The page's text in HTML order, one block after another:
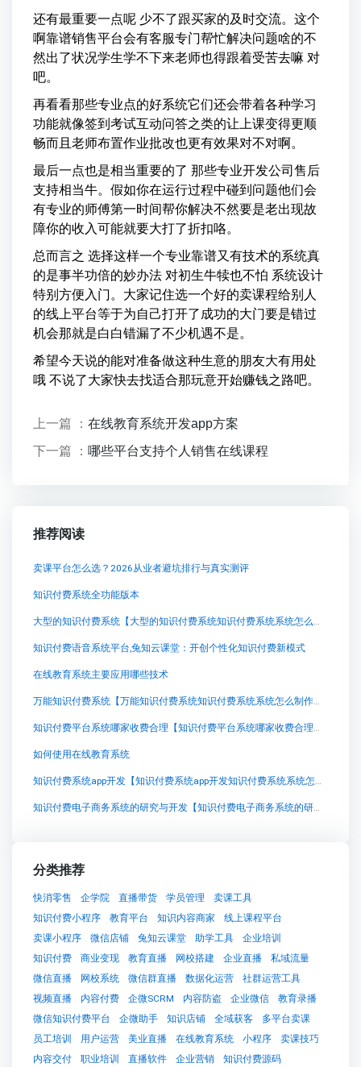
还有最重要一点呢 少不了跟买家的及时交流。这个
啊靠谱销售平台会有客服专门帮忙解决问题啥的不
然出了状况学生学不下来老师也得跟着受苦去嘛 对
吧。
再看看那些专业点的好系统它们还会带着各种学习
功能就像签到考试互动问答之类的让上课变得更顺
畅而且老师布置作业批改也更有效果对不对啊。
最后一点也是相当重要的了 那些专业开发公司售后
支持相当牛。假如你在运行过程中碰到问题他们会
有专业的师傅第一时间帮你解决不然要是老出现故
障你的收入可能就要大打了折扣咯。
总而言之 选择这样一个专业靠谱又有技术的系统真
的是事半功倍的妙办法 对初生牛犊也不怕 系统设计
特别方便入门。大家记住选一个好的卖课程给别人
的线上平台等于为自己打开了成功的大门要是错过
机会那就是白白错漏了不少机遇不是。
希望今天说的能对准备做这种生意的朋友大有用处
哦 不说了大家快去找适合那玩意开始赚钱之路吧。
上一篇 ： 在线教育系统开发app方案
下一篇 ： 哪些平台支持个人销售在线课程
推荐阅读
卖课平台怎么选？2026从业者避坑排行与真实测评
知识付费系统全功能版本
大型的知识付费系统【大型的知识付费系统知识付费系统系统怎么制作，知识付费系统搭建使用教程】
知识付费语音系统平台,兔知云课堂：开创个性化知识付费新模式
在线教育系统主要应用哪些技术
万能知识付费系统【万能知识付费系统知识付费系统系统怎么制作，知识付费系统搭建使用教程】
知识付费平台系统哪家收费合理【知识付费平台系统哪家收费合理知识付费系统系统怎么制作，知识付费系统搭建使用教程】
如何使用在线教育系统
知识付费系统app开发【知识付费系统app开发知识付费系统系统怎么制作，知识付费系统搭建使用教程】
知识付费电子商务系统的研究与开发【知识付费电子商务系统的研究与开发知识付费系统系统怎么制作，知识付费系统搭建使用教程】
分类推荐
快消零售 企学院 直播带货 学员管理
卖课工具
知识付费小程序
教育平台 知识内容商家
线上课程平台
卖课小程序
微信店铺 兔知云课堂 助学工具
企业培训
知识付费
商业变现 教育直播 网校搭建 企业直播
私域流量
微信直播
网校系统 微信群直播 数据化运营
社群运营工具
视频直播
内容付费 企微SCRM 内容防盗 企业微信
教育录播
微信知识付费平台
企微助手 知识店铺 全域获客
多平台卖课
员工培训
用户运营 美业直播 在线教育系统 小程序
卖课技巧
内容交付
职业培训 直播软件 企业营销
知识付费源码